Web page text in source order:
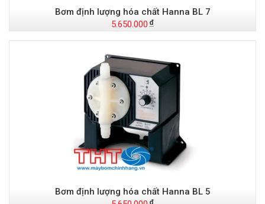
Bơm định lượng hóa chất Hanna BL 7
5.650.000
Bơm định lượng hóa chất Hanna BL 5